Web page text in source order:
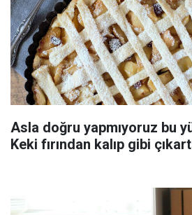
Asla doğru yapmıyoruz bu
Keki fırından kalıp gibi